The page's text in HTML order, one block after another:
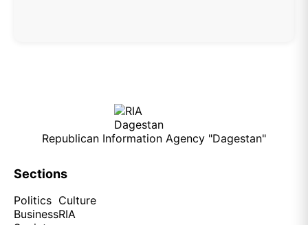
Republican Information Agency "Dagestan"
Sections
Politics
Business
Culture
RIA